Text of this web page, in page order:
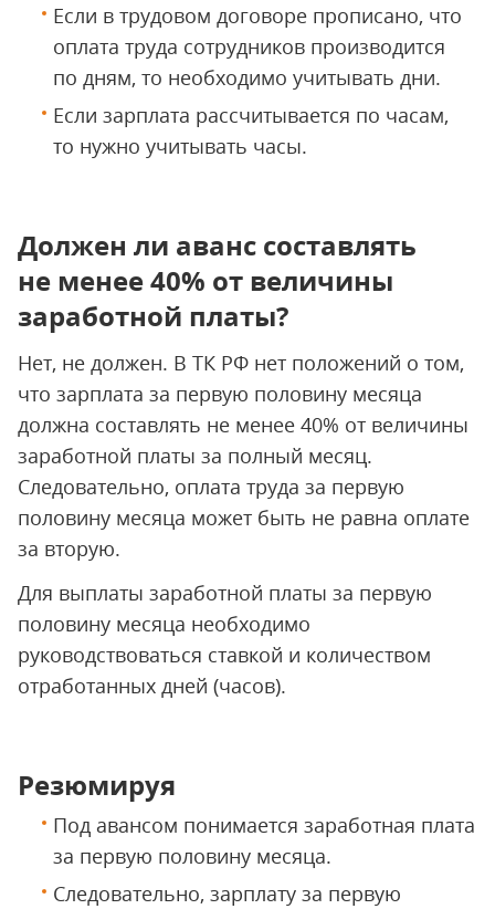
Если в трудовом договоре прописано, что
оплата труда сотрудников производится
по дням, то необходимо учитывать дни.
Если зарплата рассчитывается по часам,
то нужно учитывать часы.
Должен ли аванс составлять
не менее 40% от величины
заработной платы?
Нет, не должен. В ТК РФ нет положений о том,
что зарплата за первую половину месяца
должна составлять не менее 40% от величины
заработной платы за полный месяц.
Следовательно, оплата труда за первую
половину месяца может быть не равна оплате
за вторую.
Для выплаты заработной платы за первую
половину месяца необходимо
руководствоваться ставкой и количеством
отработанных дней (часов).
Резюмируя
Под авансом понимается заработная плата
за первую половину месяца.
Следовательно, зарплату за первую